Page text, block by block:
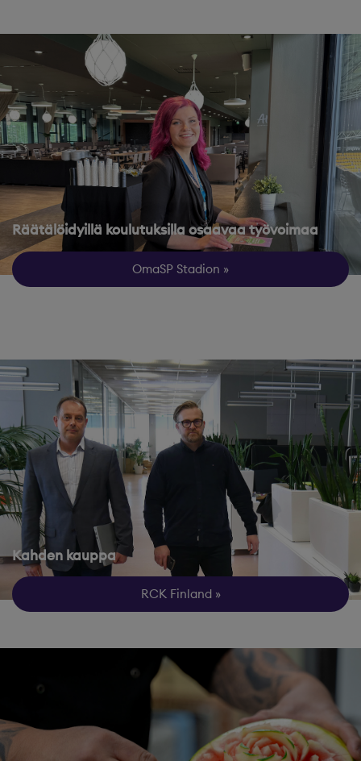
Räätälöidyillä koulutuksilla osaavaa työvoimaa
OmaSP Stadion
Kahden kauppa
RCK Finland